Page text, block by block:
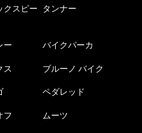
クスピー
タンナー
ー バイクパーカ
ス ブルーノ バイク
ペダレッド
フ ムーツ